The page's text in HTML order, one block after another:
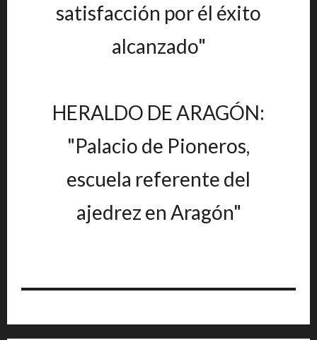
satisfacción por él éxito
alcanzado"
HERALDO DE ARAGÓN:
"Palacio de Pioneros,
escuela referente del
ajedrez en Aragón"